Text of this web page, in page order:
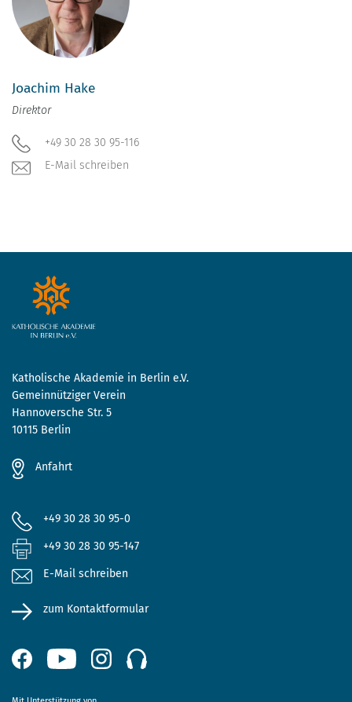
Joachim Hake
Direktor
+49 30 28 30 95-116
E-Mail schreiben
Katholische Akademie in Berlin e.V.
Gemeinnütziger Verein
Hannoversche Str. 5
10115 Berlin
Anfahrt
+49 30 28 30 95-0
+49 30 28 30 95-147
E-Mail schreiben
zum Kontaktformular